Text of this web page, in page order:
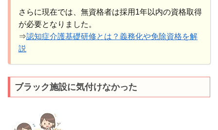
さらに現在では、無資格者は採用1年以内の資格取得
が必要となりました。
⇒認知症介護基礎研修とは？義務化や免除資格を解
説
ブラック施設に気付けなかった